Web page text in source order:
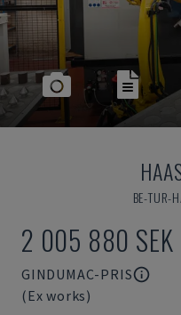
BE-
2 005 880 SEK
GINDUMAC-PRIS
(Ex works)